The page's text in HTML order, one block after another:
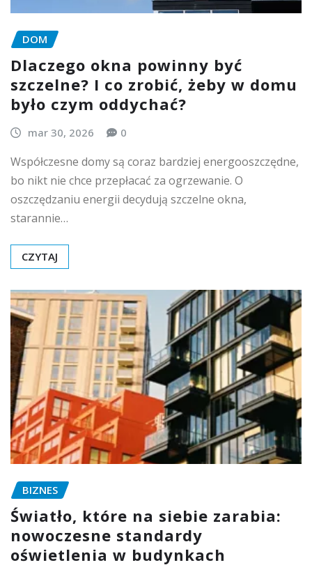
DOM
Dlaczego okna powinny być
szczelne? I co zrobić, żeby w domu
było czym oddychać?
mar 30, 2026 0
Współczesne domy są coraz bardziej energooszczędne,
bo nikt nie chce przepłacać za ogrzewanie. O
oszczędzaniu energii decydują szczelne okna,
starannie…
CZYTAJ
BIZNES
Światło, które na siebie zarabia:
nowoczesne standardy
oświetlenia w budynkach